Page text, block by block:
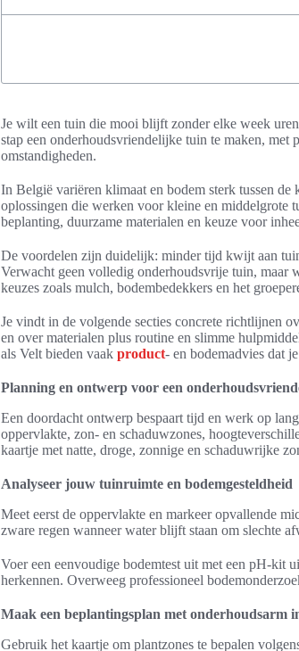
Je wilt een tuin die mooi blijft zonder elke week
stap een onderhoudsvriendelijke tuin te maken, met
omstandigheden.
In België variëren klimaat en bodem sterk tussen
oplossingen die werken voor kleine en middelgrote
beplanting, duurzame materialen en keuze voor
De voordelen zijn duidelijk: minder tijd kwijt aan
Verwacht geen volledig onderhoudsvrije tuin, maar
keuzes zoals mulch, bodembedekkers en het
Je vindt in de volgende secties concrete richtlijnen
en over materialen plus routine en slimme
als Velt bieden vaak product- en bodemadvies dat
Planning en ontwerp voor een
Een doordacht ontwerp bespaart tijd en werk op
oppervlakte, zon- en schaduwzones,
kaartje met natte, droge, zonnige en schaduwrijke
Analyseer jouw tuinruimte en bodemgesteldheid
Meet eerst de oppervlakte en markeer opvallende
zware regen wanneer water blijft staan om slechte
Voer een eenvoudige bodemtest uit met een pH-kit
herkennen. Overweeg professioneel
Maak een beplantingsplan met onderhoudsarm
Gebruik het kaartje om plantzones te bepalen